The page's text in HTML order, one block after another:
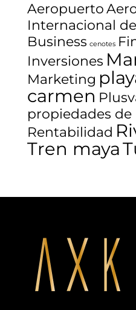
Aeropuerto
Internacional
Business cenotes
Inversiones
Marketing
carmen
propiedades de
Rentabilidad
Tren maya